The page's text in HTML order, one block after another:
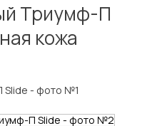
Триумф-П
кожа